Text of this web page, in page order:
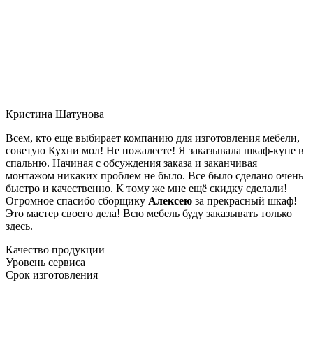
Кристина Шатунова
Всем, кто еще выбирает компанию для изготовления мебели,
советую Кухни мол! Не пожалеете! Я заказывала шкаф-купе в
спальню. Начиная с обсуждения заказа и заканчивая
монтажом никаких проблем не было. Все было сделано очень
быстро и качественно. К тому же мне ещё скидку сделали!
Огромное спасибо сборщику Алексею за прекрасный шкаф!
Это мастер своего дела! Всю мебель буду заказывать только
здесь.
Качество продукции
Уровень сервиса
Срок изготовления